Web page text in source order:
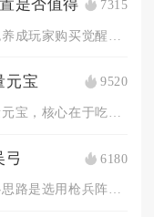
是否值得 7315
元宝 9520
弓 6180
想要稳定击败主流吴弓队伍，核心思路是选用枪兵阵容抢占兵种克制...